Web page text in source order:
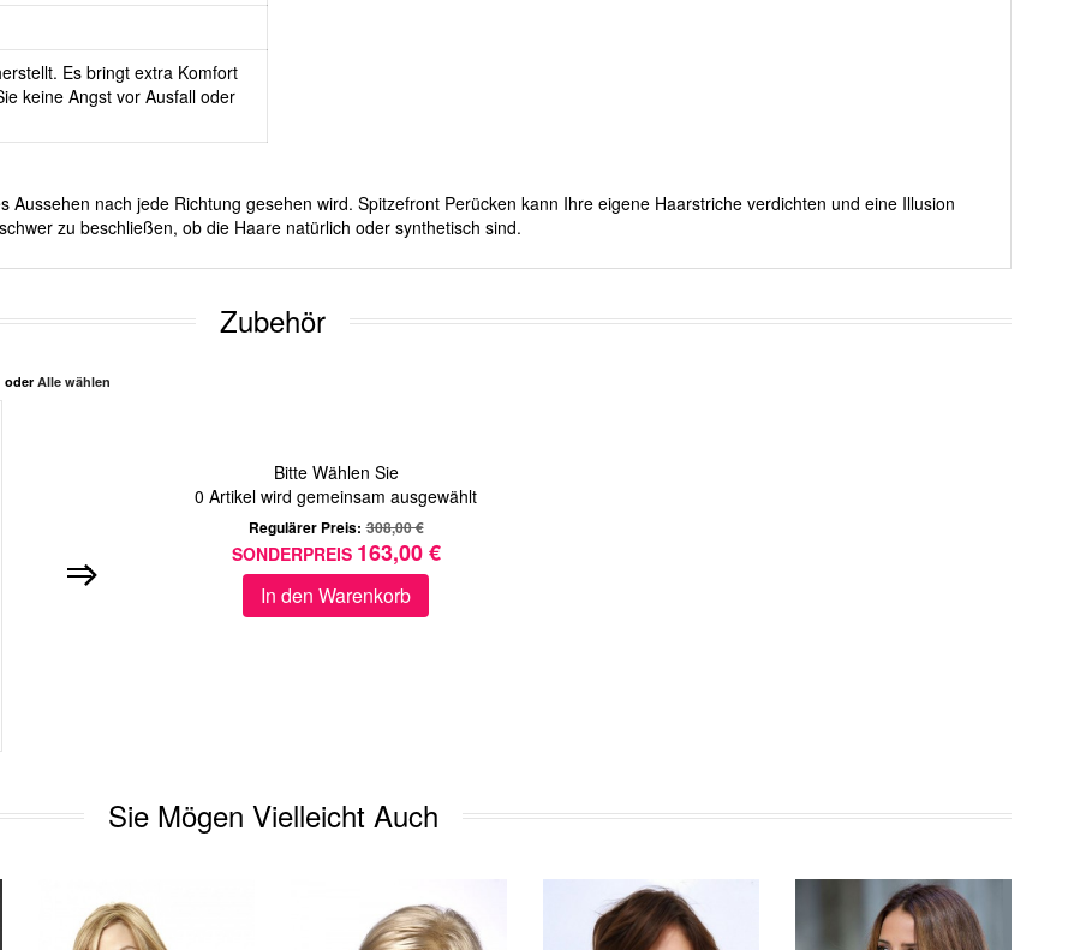
Es bringt extra Komfort
keine Angst vor Ausfall oder
nach jede Richtung gesehen wird. Spitzefront Perücken kann Ihre eigene Haarstriche verdichten und eine Illusion
zu beschließen, ob die Haare natürlich oder synthetisch sind.
Zubehör
oder Alle wählen
Bitte Wählen Sie
0 Artikel wird gemeinsam ausgewählt
Regulärer Preis: 308,00 €
SONDERPREIS 163,00 €
In den Warenkorb
Sie Mögen Vielleicht Auch